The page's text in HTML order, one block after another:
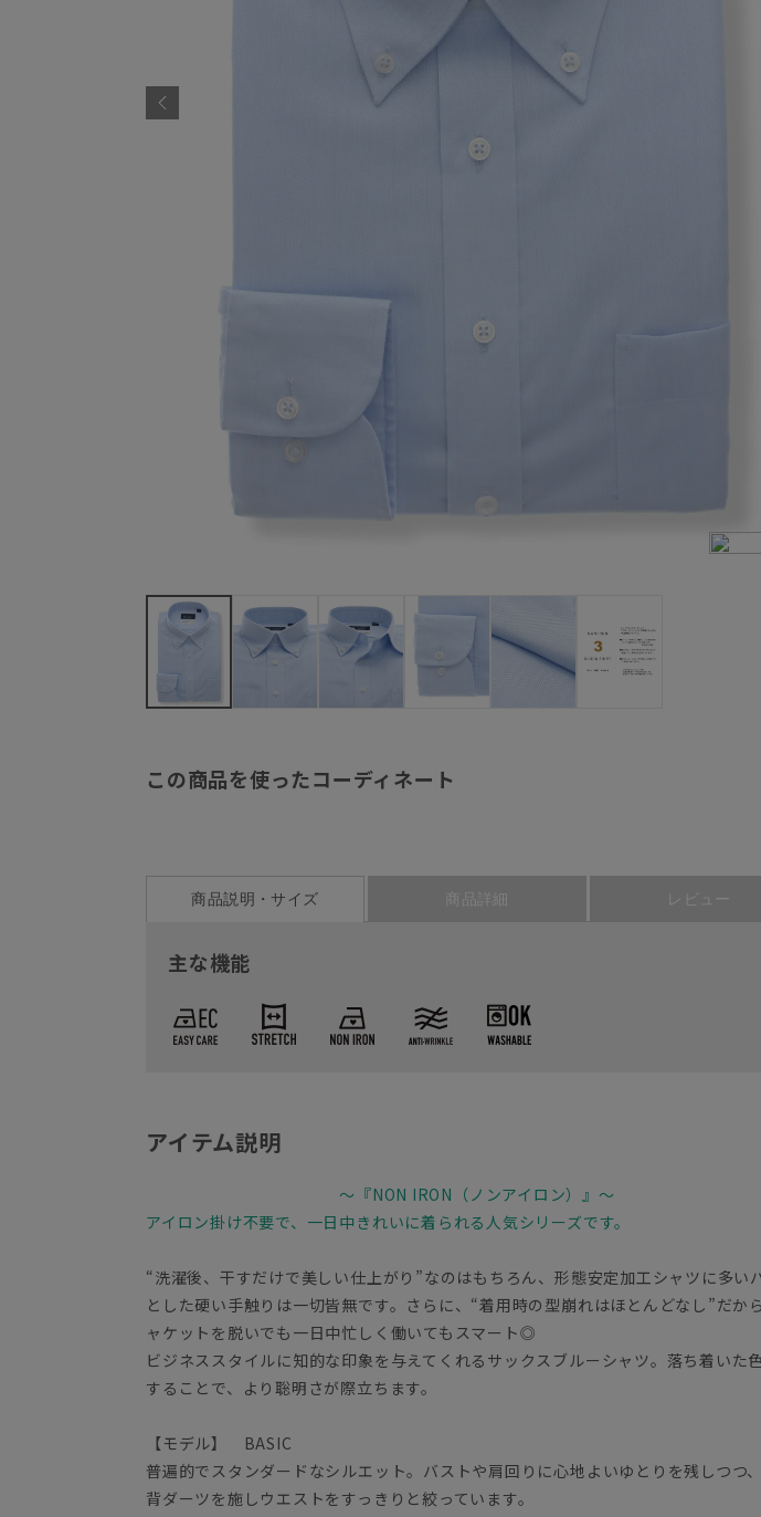
この商品を使ったコーディネート
商品説明・サイズ 商品詳細 レビュー
主な機能
アイテム説明
～『NON IRON（ノンアイロン）』～
アイロン掛け不要で、一日中きれいに着られる人気シリーズです。
“洗濯後、干すだけで美しい仕上がり”なのはもちろん、形態安定加工シャツに多い
とした硬い手触りは一切皆無です。さらに、“着用時の型崩れはほとんどなし”だか
ャケットを脱いでも一日中忙しく働いてもスマート◎
ビジネススタイルに知的な印象を与えてくれるサックスブルーシャツ。落ち着いた
することで、より聡明さが際立ちます。
【モデル】 BASIC
普遍的でスタンダードなシルエット。バストや肩回りに心地よいゆとりを残しつつ
背ダーツを施しウエストをすっきりと絞っています。